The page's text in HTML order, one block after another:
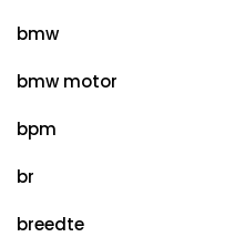
bmw
bmw motor
bpm
br
breedte